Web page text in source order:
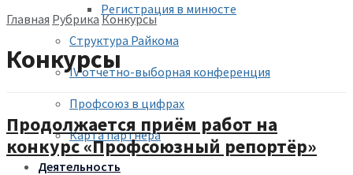
Регистрация в минюсте
Структура Райкома
IV отчетно-выборная конференция
Профсоюз в цифрах
Карта партнера
Деятельность
Главная Рубрика Конкурсы
Конкурсы
Продолжается приём работ на
конкурс «Профсоюзный репортёр»